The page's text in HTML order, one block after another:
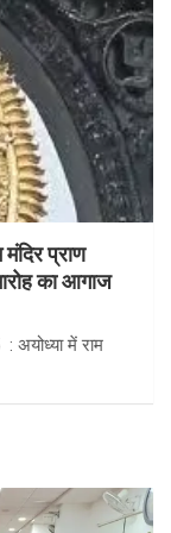
प्राण
का आगाज
अयोध्या में राम